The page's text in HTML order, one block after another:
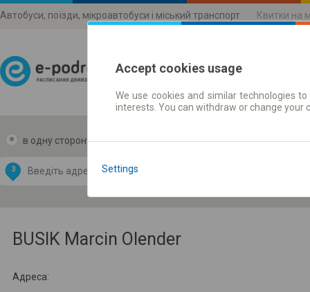
Автобуси, поїзди, мікроавтобуси і міський транспорт Квитки на
Розклади руху
в одну сторону в дві сторони
З
by
OpenStreetMap
BUSIK Marcin Olender
Адреса:
Accept cookies usage
We use cookies and similar technologies
interests. You can withdraw or change
Settings